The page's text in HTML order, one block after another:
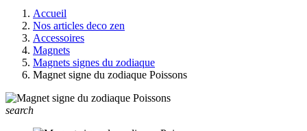
Accueil
Nos articles deco zen
Accessoires
Magnets
Magnets signes du zodiaque
Magnet signe du zodiaque Poissons
search